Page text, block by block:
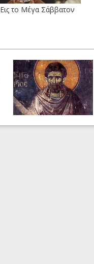
Εις το Μέγα Σάββατον